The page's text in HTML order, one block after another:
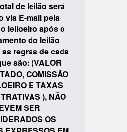
de leilão será
via E-mail pela
leiloeiro após o
do leilão
regras de cada
são: (VALOR
COMISSÃO
E TAXAS
), NÃO
SER
OS